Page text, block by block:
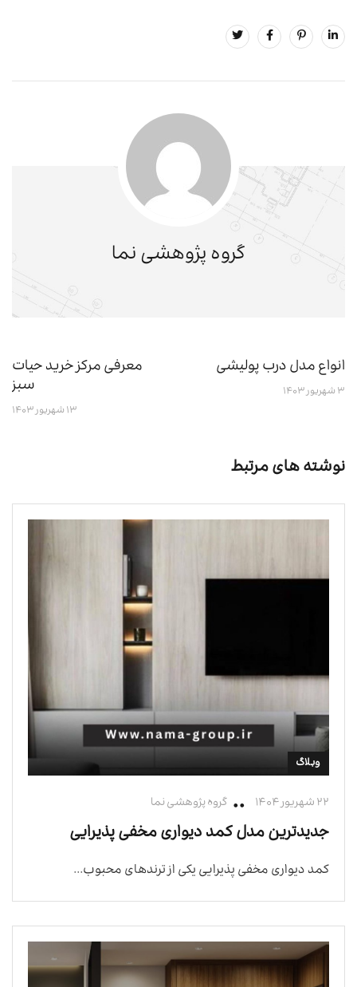
گروه پژوهشی نما
انواع مدل درب پولیشی
۳ شهریور ۱۴۰۳
معرفی مرکز خرید حیات
سبز
۱۳ شهریور ۱۴۰۳
نوشته های مرتبط
وبلاگ
۲۲ شهریور ۱۴۰۴ گروه پژوهشی نما
جدیدترین مدل کمد دیواری مخفی پذیرایی
کمد دیواری مخفی پذیرایی یکی از ترندهای محبوب...